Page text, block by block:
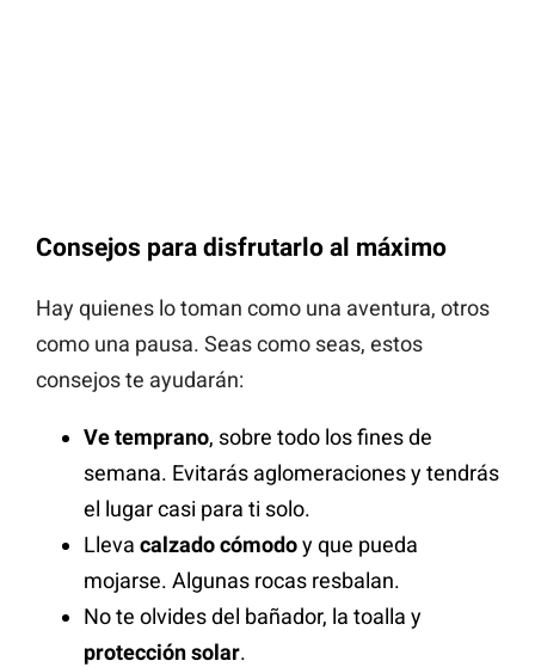
Consejos para disfrutarlo al máximo
Hay quienes lo toman como una aventura, otros
como una pausa. Seas como seas, estos
consejos te ayudarán:
Ve temprano, sobre todo los fines de
semana. Evitarás aglomeraciones y tendrás
el lugar casi para ti solo.
Lleva calzado cómodoy que pueda
mojarse. Algunas rocas resbalan.
No te olvides del bañador, la toalla y
protección solar.